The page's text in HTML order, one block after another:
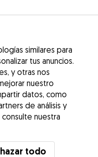
similares para
tus anuncios.
y otras nos
nuestro
datos, como
de análisis y
nuestra
todo